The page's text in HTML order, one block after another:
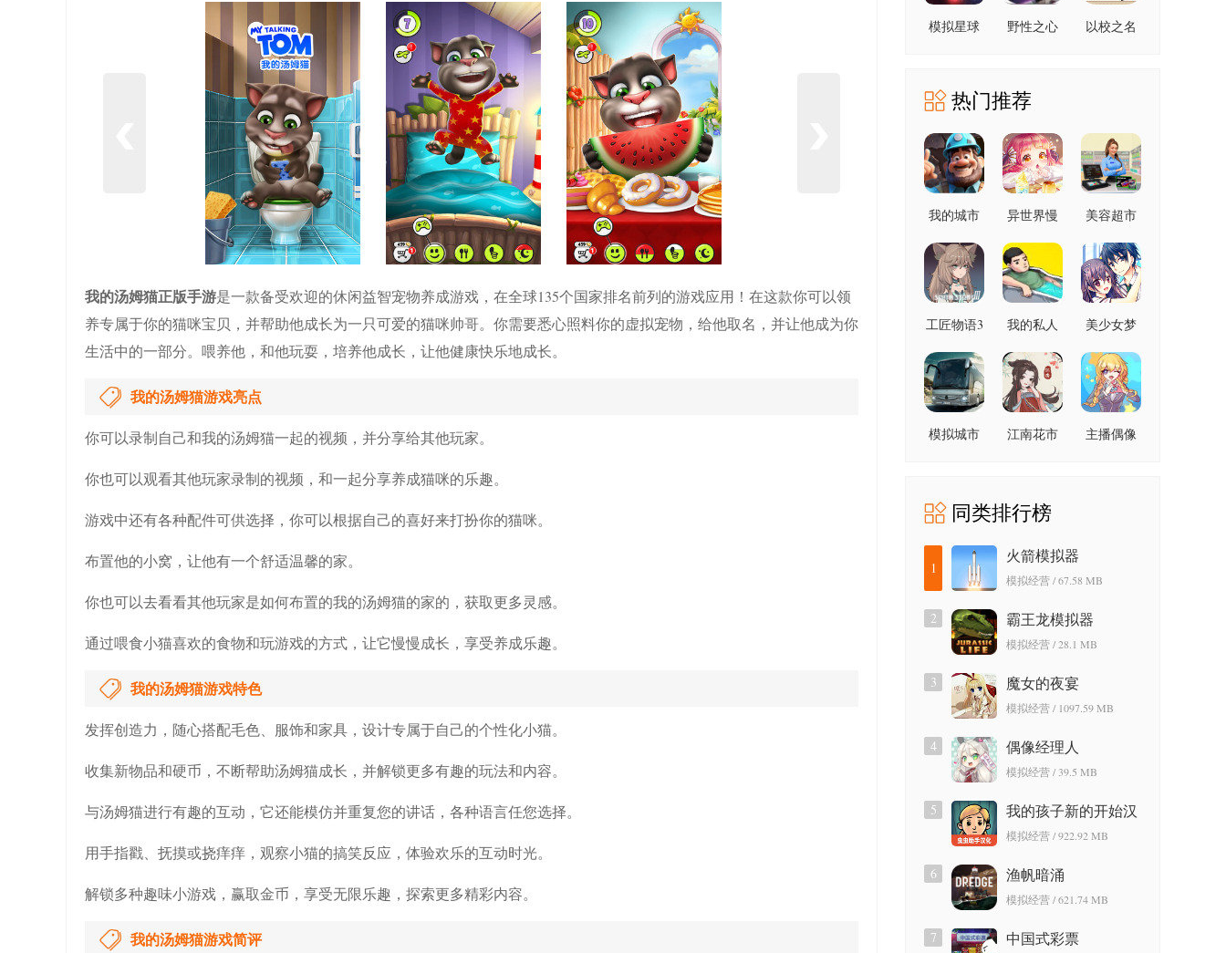
我的汤姆猫正版手游是一款备受欢迎的休闲益智宠物养成游戏，在全球135个国家排名前列的游戏应用！在这款你可以领
养专属于你的猫咪宝贝，并帮助他成长为一只可爱的猫咪帅哥。你需要悉心照料你的虚拟宠物，给他取名，并让他成为你
生活中的一部分。喂养他，和他玩耍，培养他成长，让他健康快乐地成长。
我的汤姆猫游戏亮点
你可以录制自己和我的汤姆猫一起的视频，并分享给其他玩家。
你也可以观看其他玩家录制的视频，和一起分享养成猫咪的乐趣。
游戏中还有各种配件可供选择，你可以根据自己的喜好来打扮你的猫咪。
布置他的小窝，让他有一个舒适温馨的家。
你也可以去看看其他玩家是如何布置的我的汤姆猫的家的，获取更多灵感。
通过喂食小猫喜欢的食物和玩游戏的方式，让它慢慢成长，享受养成乐趣。
我的汤姆猫游戏特色
发挥创造力，随心搭配毛色、服饰和家具，设计专属于自己的个性化小猫。
收集新物品和硬币，不断帮助汤姆猫成长，并解锁更多有趣的玩法和内容。
与汤姆猫进行有趣的互动，它还能模仿并重复您的讲话，各种语言任您选择。
用手指戳、抚摸或挠痒痒，观察小猫的搞笑反应，体验欢乐的互动时光。
解锁多种趣味小游戏，赢取金币，享受无限乐趣，探索更多精彩内容。
我的汤姆猫游戏简评
模拟星球
野性之心 以校之名
热门推荐
我的城市
异世界慢
美容超市
工匠物语3
我的私人
美少女梦
模拟城市
江南花市
主播偶像
同类排行榜
1
火箭模拟器
模拟经营 / 67.58 MB
2 霸王龙模拟器
模拟经营 / 28.1 MB
3 魔女的夜宴
模拟经营 / 1097.59 MB
4 偶像经理人
模拟经营 / 39.5 MB
5
我的孩子新的开始汉
化版2026
模拟经营 / 922.92 MB
6 渔帆暗涌
模拟经营 / 621.74 MB
7 中国式彩票